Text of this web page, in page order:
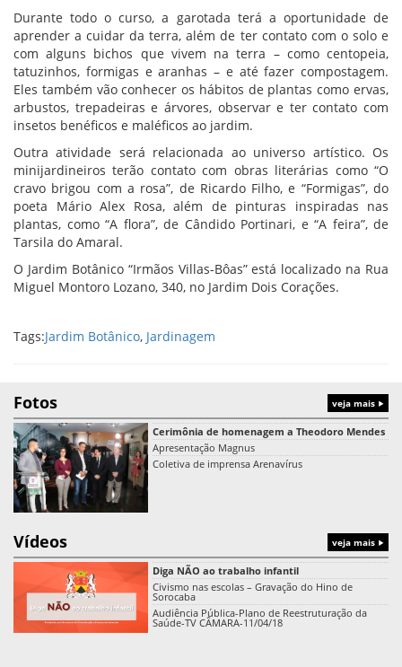
Durante todo o curso, a garotada terá a oportunidade de
aprender a cuidar da terra, além de ter contato com o solo e
com alguns bichos que vivem na terra – como centopeia,
tatuzinhos, formigas e aranhas – e até fazer compostagem.
Eles também vão conhecer os hábitos de plantas como ervas,
arbustos, trepadeiras e árvores, observar e ter contato com
insetos benéficos e maléficos ao jardim.
Outra atividade será relacionada ao universo artístico. Os
minijardineiros terão contato com obras literárias como “O
cravo brigou com a rosa”, de Ricardo Filho, e “Formigas”, do
poeta Mário Alex Rosa, além de pinturas inspiradas nas
plantas, como “A flora”, de Cândido Portinari, e “A feira”, de
Tarsila do Amaral.
O Jardim Botânico “Irmãos Villas-Bôas” está localizado na Rua
Miguel Montoro Lozano, 340, no Jardim Dois Corações.
Tags:Jardim Botânico, Jardinagem
Fotos veja mais
Cerimônia de homenagem a Theodoro Mendes
Apresentação Magnus
Coletiva de imprensa Arenavírus
Vídeos veja mais
Diga NÃO ao trabalho infantil
Civismo nas escolas – Gravação do Hino de
Sorocaba
Audiência Pública-Plano de Reestruturação da
Saúde-TV CÂMARA-11/04/18